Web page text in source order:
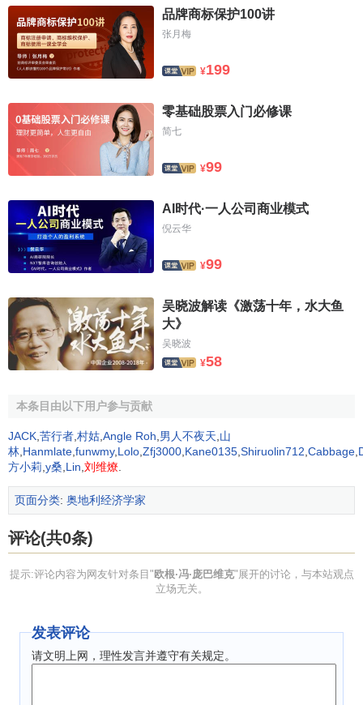
相互关系”。他认为人类的欲望是各种各样、无穷无尽的，而
自然提供的满足欲望的物品是有限的，因此便产生了经济问
题，产生了如何经济地使用物质财富的问题，人类欲望与满
足欲望的物品的关系便是政治经济学研究的根本问题。庞巴
为追求享乐和避免痛苦，认为追求享乐、避免痛苦就是人类
经济活动的动力，政治经济学应从个人追求享乐、避免痛苦
的欲望中寻找社会经济的一般规律。因此，他认为政治经济
学是完全从属于心理学的学科，是实用心理学。在他看来，
的范畴如价值、价格、利息、工资等不过是表现个人心理感
受的概念，他就是从个人心理出发来研究经济问题，探讨经
济生活的普遍规律的。边际效用价值论是庞巴维克最主要的
经济理论，他认为价值论是研究物品与物品欲望满足之间的
欧根·冯·庞巴维克主要理论贡献
方法论（可以说是门格尔的）
反对历史方法，主张采用抽象演绎法，把孤立个人或
体经济看作是复杂的社会经济的缩影，通过对个人经济活动
的 演绎推理 ，说明复杂的经济显示。用人类追求享乐、避免
痛苦的心理解释个人经济行为的动机。宣称政治经济学是实
用心理学。
价值论（ 边际效用价值论
①主观价值和客观价值。他认为价值分为主观价值和客
观价值。主观价值是主体、本质，客观价值是其产物。主观
②价值由人们的主观评价而定，他否认价值是商品的内
在属性。物品只有具有希缺性时，才会引起人们的主观评价
品牌商标保护100讲
张月梅
¥199
零基础股票入门必修课
简七
¥99
AI时代·一人公司商业模式
倪云华
¥99
吴晓波解读《激荡十年，水大鱼
大》
吴晓波
¥58
本条目由以下用户参与贡献
JACK 苦行者 村姑 Angle Roh 男人不夜天 山
林 Hanmlate funwmy, Lolo Zfj3000 Kane0135 Shiruolin712 Cabbage
方小莉 y桑 Lin 刘维燎
页面分类: 奥地利经济学家
评论(共0条)
提示:评论内容为网友针对条目"欧根·冯·庞巴维克"展开的讨论，与本站观点
立场无关。
发表评论
请文明上网，理性发言并遵守有关规定。